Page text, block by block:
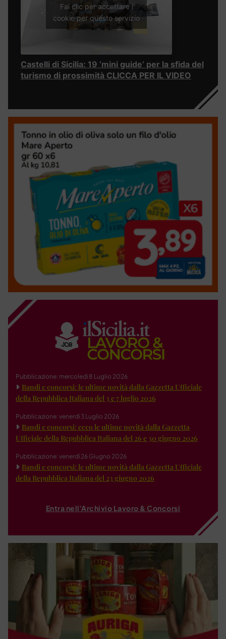
Fai clic per accettare i
cookie per questo servizio
Castelli di Sicilia: 19 ‘mini guide’ per la sfida del
turismo di prossimità CLICCA PER IL VIDEO
Pubblicazione: mercoledì 8 Luglio 2026
Bandi e concorsi: le ultime novità dalla Gazzetta Ufficiale
della Repubblica Italiana del 3 e 7 luglio 2026
Pubblicazione: venerdì 3 Luglio 2026
Bandi e concorsi: ecco le ultime novità dalla Gazzetta
Ufficiale della Repubblica Italiana del 26 e 30 giugno 2026
Pubblicazione: venerdì 26 Giugno 2026
Bandi e concorsi: le ultime novità dalla Gazzetta Ufficiale
della Repubblica Italiana del 23 giugno 2026
Entra nell'Archivio Lavoro & Concorsi